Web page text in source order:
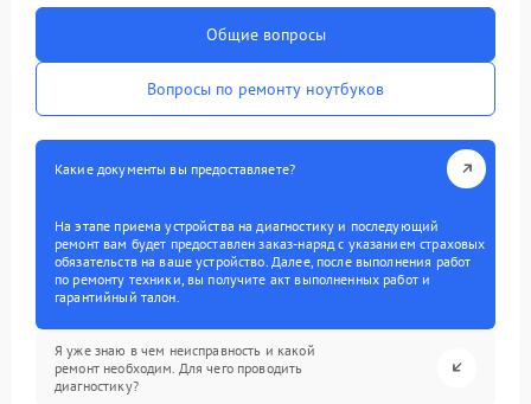
Общие вопросы
Вопросы по ремонту ноутбуков
Какие документы вы предоставляете?
На этапе приема устройства на диагностику и последующий
ремонт вам будет предоставлен заказ-наряд с указанием страховых
обязательств на ваше устройство. Далее, после выполнения работ
по ремонту техники, вы получите акт выполненных работ и
гарантийный талон.
Я уже знаю в чем неисправность и какой
ремонт необходим. Для чего проводить
диагностику?